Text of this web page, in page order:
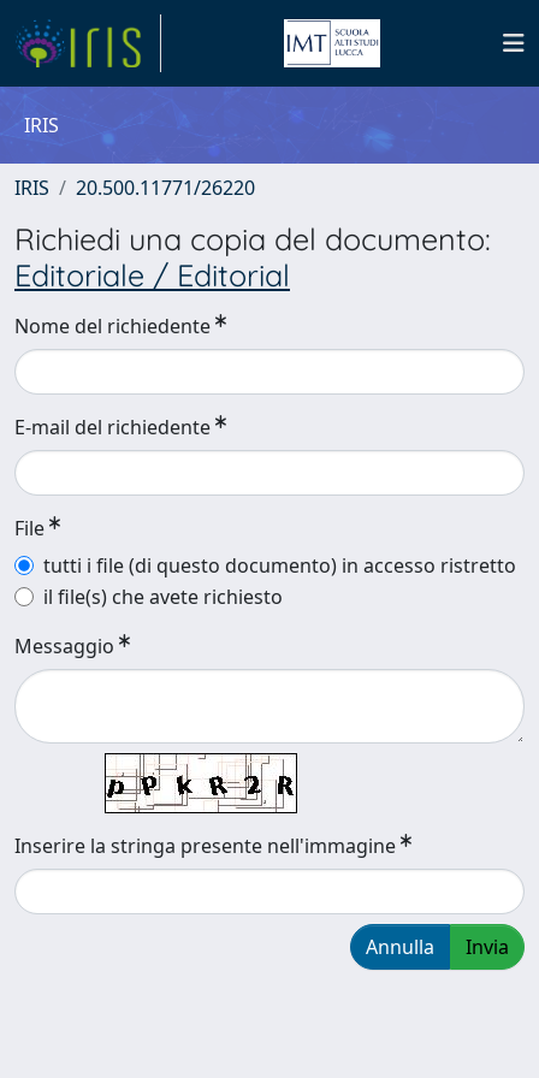
IRIS
IRIS 20.500.11771/26220
Richiedi una copia del documento:
Editoriale / Editorial
Nome del richiedente
E-mail del richiedente
File
tutti i file (di questo documento) in accesso ristretto
il file(s) che avete richiesto
Messaggio
Inserire la stringa presente nell'immagine
Annulla Invia